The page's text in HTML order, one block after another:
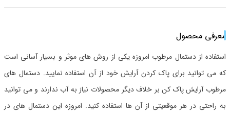
معرفی محصول
استفاده از دستمال مرطوب امروزه یکی از روش های موثر و بسیار آسانی است
که می توانید برای پاک کردن آرایش خود از آن استفاده نمایید. دستمال های
مرطوب آرایش پاک کن بر خلاف دیگر محصولات نیاز به آب ندارند و می توانید
به راحتی در هر موقعیتی از آن ها استفاده کنید. امروزه این دستمال های در